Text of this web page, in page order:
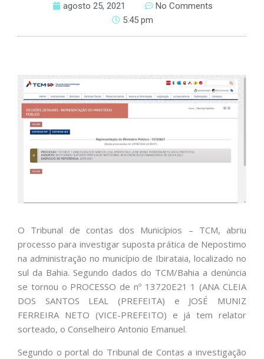
agosto 25, 2021
No Comments
5:45 pm
O Tribunal de contas dos Municípios – TCM, abriu
processo para investigar suposta prática de Nepostimo
na administração no município de Ibirataia, localizado no
sul da Bahia. Segundo dados do TCM/Bahia a denúncia
se tornou o PROCESSO de nº 13720E21 1 (ANA CLEIA
DOS SANTOS LEAL (PREFEITA) e JOSÉ MUNIZ
FERREIRA NETO (VICE-PREFEITO) e já tem relator
sorteado, o Conselheiro Antonio Emanuel.
Segundo o portal do Tribunal de Contas a investigação